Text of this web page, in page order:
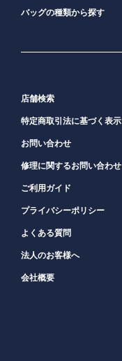
バッグの種類から探す
店舗検索
特定商取引法に基づく表示
お問い合わせ
修理に関するお問い合わせ
ご利用ガイド
プライバシーポリシー
よくある質問
法人のお客様へ
会社概要